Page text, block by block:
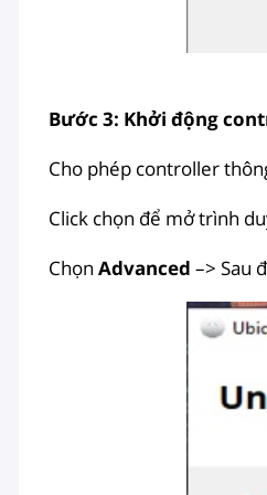
Bước 3: Khởi động
Cho phép controller
Click chọn để mở trình
Chọn Advanced –> Sau